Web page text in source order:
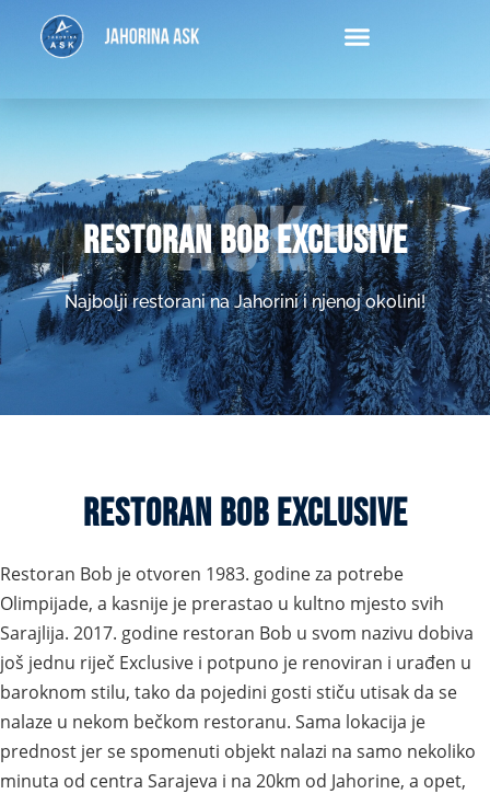
Ask
RESTORAN BOB EXCLUSIVE
Najbolji restorani na Jahorini i njenoj okolini!
restoran bob exclusive
Restoran Bob je otvoren 1983. godine za potrebe
Olimpijade, a kasnije je prerastao u kultno mjesto svih
Sarajlija. 2017. godine restoran Bob u svom nazivu dobiva
još jednu riječ Exclusive i potpuno je renoviran i urađen u
baroknom stilu, tako da pojedini gosti stiču utisak da se
nalaze u nekom bečkom restoranu. Sama lokacija je
prednost jer se spomenuti objekt nalazi na samo nekoliko
minuta od centra Sarajeva i na 20km od Jahorine, a opet,